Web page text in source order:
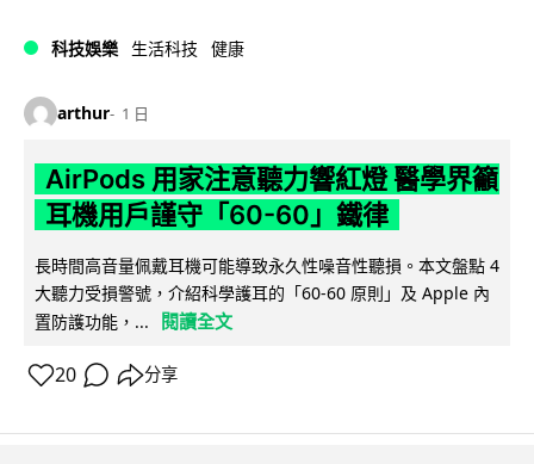
科技娛樂 生活科技 健康
arthur 1 日
AirPods 用家注意聽力響紅燈 醫學界籲
耳機用戶謹守「60-60」鐵律
長時間高音量佩戴耳機可能導致永久性噪音性聽損。本文盤點 4
大聽力受損警號，介紹科學護耳的「60-60 原則」及 Apple 內
置防護功能，...
閱讀全文
20 分享